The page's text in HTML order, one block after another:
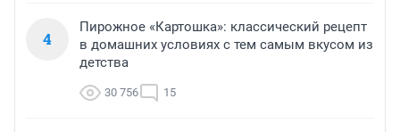
4
Пирожное «Картошка»: классический рецепт
в домашних условиях с тем самым вкусом из
детства
30 756 15